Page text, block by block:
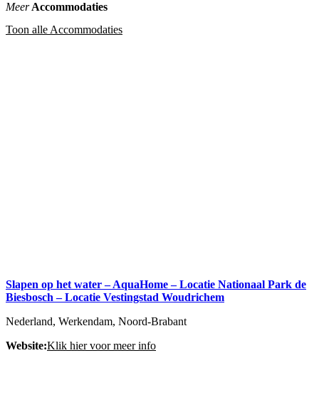
MeerAccommodaties
Toon alle Accommodaties
Slapen op het water – AquaHome – Locatie Nationaal Park de
Biesbosch – Locatie Vestingstad Woudrichem
Nederland, Werkendam, Noord-Brabant
Website:Klik hier voor meer info